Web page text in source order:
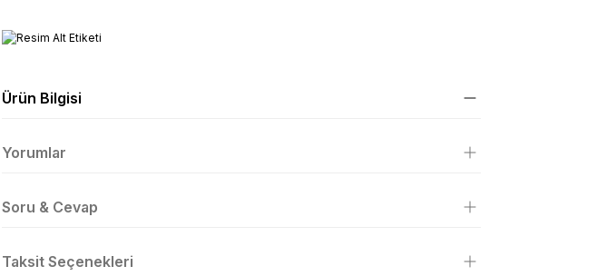
Ürün Bilgisi
Yorumlar
Soru & Cevap
Taksit Seçenekleri